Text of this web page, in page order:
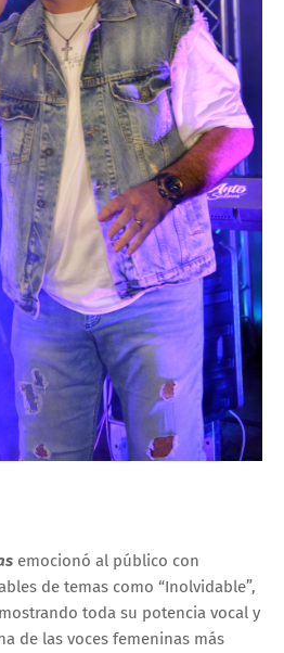
emocionó al público con
de temas como “Inolvidable”,
toda su potencia vocal y
de las voces femeninas más